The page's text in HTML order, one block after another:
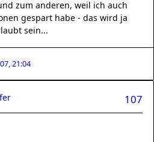
zum anderen, weil ich auch
gespart habe - das wird ja
sein...
21:04
107